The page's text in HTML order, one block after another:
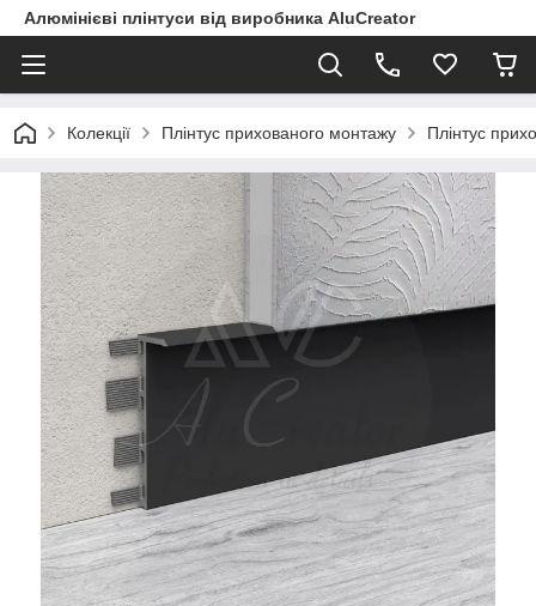
Алюмінієві плінтуси від виробника AluCreator
Колекції Плінтус прихованого монтажу Плінтус